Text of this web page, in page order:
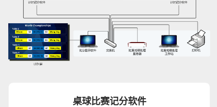
桌球比赛记分软件